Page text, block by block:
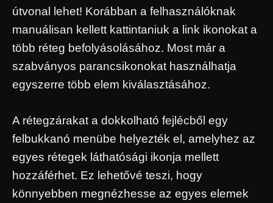
útvonal lehet! Korábban a felhasználóknak
manuálisan kellett kattintaniuk a link ikonokat a
több réteg befolyásolásához. Most már a
szabványos parancsikonokat használhatja
egyszerre több elem kiválasztásához.
A rétegzárakat a dokkolható fejlécből egy
felbukkanó menübe helyezték el, amelyhez az
egyes rétegek láthatósági ikonja mellett
hozzáférhet. Ez lehetővé teszi, hogy
könnyebben megnézhesse az egyes elemek